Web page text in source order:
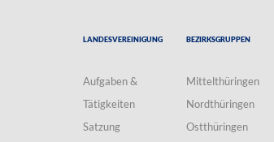
Landesvereinigung
Aufgaben &
Tätigkeiten
Satzung
Bezirksgruppen
Mittelthüringen
Nordthüringen
Ostthüringen